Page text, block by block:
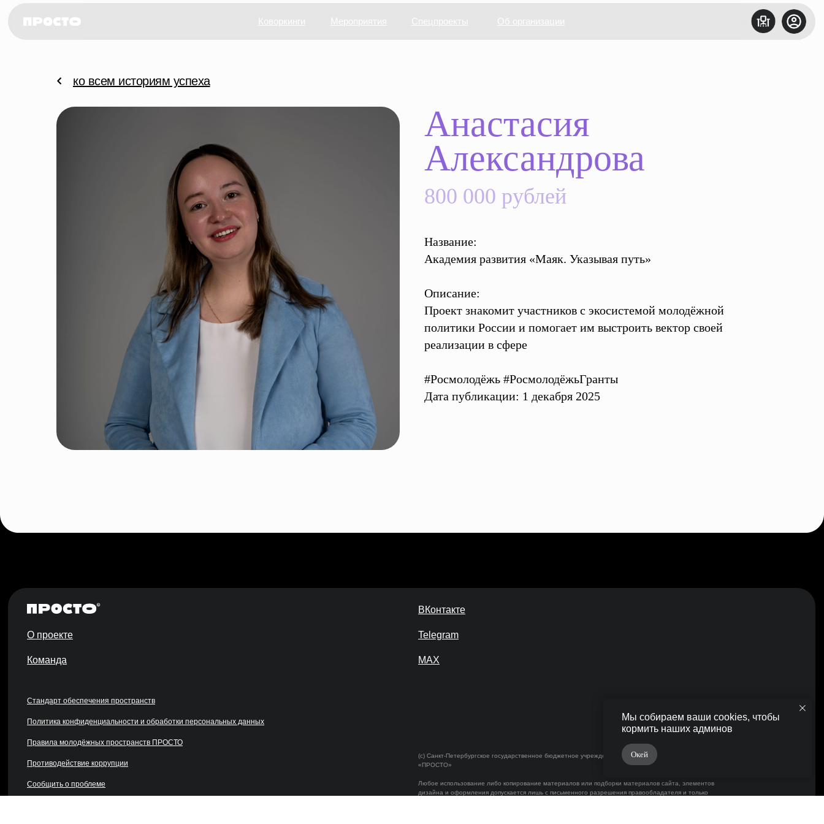
Коворкинги Мероприятия Спецпроекты Об организации
Мы собираем ваши cookies, чтобы
кормить наших админов
Окей
ко всем историям успеха
Анастасия
Александрова
800 000 рублей
Название:
Академия развития «Маяк. Указывая путь»
Описание:
Проект знакомит участников с экосистемой молодёжной
политики России и помогает им выстроить вектор своей
реализации в сфере
#Росмолодёжь #РосмолодёжьГранты
Дата публикации: 1 декабря 2025
(c) Санкт-Петербургское государственное бюджетное учреждение «Молодёжные пространства
«ПРОСТО»
Любое использование либо копирование материалов или подборки материалов сайта, элементов
дизайна и оформления допускается лишь с письменного разрешения правообладателя и только
ВКонтакте
О проекте Telegram
Команда MAX
Политика конфиденциальности и обработки персональных данных
Правила молодёжных пространств ПРОСТО
Стандарт обеспечения пространств
Противодействие коррупции
Сообщить о проблеме